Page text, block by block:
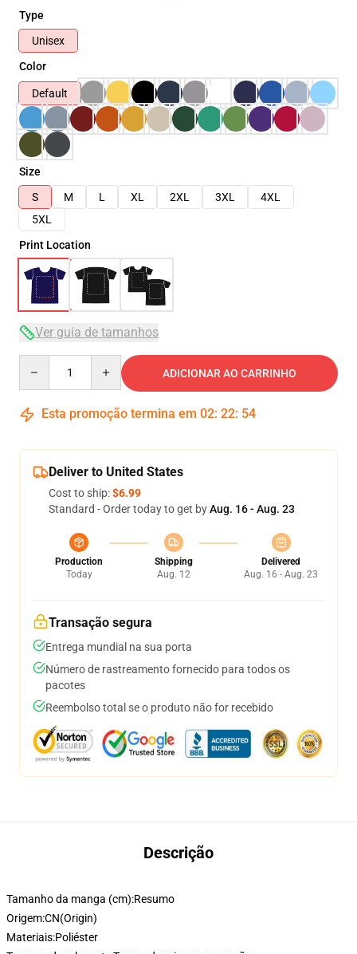
Type
Unisex
Color
Default
Size
S
M L XL 2XL 3XL
4XL
5XL
Print Location
Ver guia de tamanhos
ADICIONAR AO CARRINHO
Esta promoção termina em 02: 22: 54
Deliver to United States
Cost to ship:$6.99
Standard - Order today to get byAug. 16 - Aug. 23
Production
Today
Shipping
Aug. 12
Delivered
Aug. 16 - Aug. 23
Transação segura
Entrega mundial na sua porta
Número de rastreamento fornecido para todos os
pacotes
Reembolso total se o produto não for recebido
Descrição
Tamanho da manga (cm):Resumo
Origem:CN(Origin)
Materiais:Poliéster